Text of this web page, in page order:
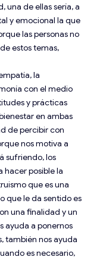
una de ellas sería, a
y emocional la que
las personas no
estos temas,
la
con el medio
y prácticas
en ambas
de percibir con
nos motiva a
sufriendo, los
hacer posible la
que es una
que le da sentido es
una finalidad y un
ayuda a ponernos
también nos ayuda
es necesario,